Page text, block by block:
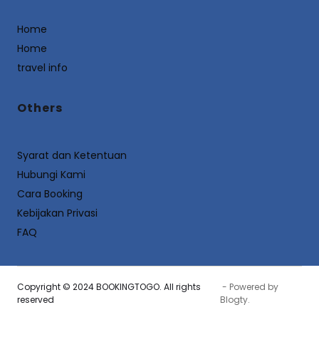
Home
Home
travel info
Others
Syarat dan Ketentuan
Hubungi Kami
Cara Booking
Kebijakan Privasi
FAQ
Copyright © 2024 BOOKINGTOGO. All rights
reserved
- Powered by
Blogty.